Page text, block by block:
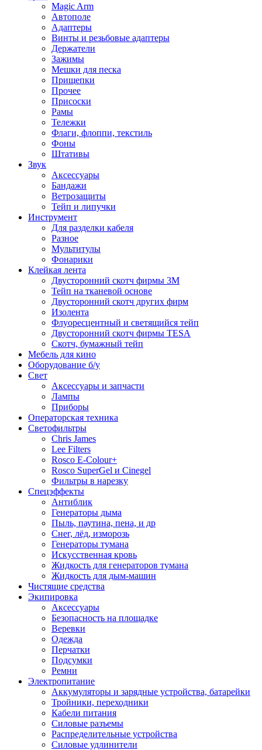
Magic Arm
Автополе
Адаптеры
Винты и резьбовые адаптеры
Держатели
Зажимы
Мешки для песка
Прищепки
Прочее
Присоски
Рамы
Тележки
Флаги, флоппи, текстиль
Фоны
Штативы
Звук
Аксессуары
Бандажи
Ветрозащиты
Тейп и липучки
Инструмент
Для разделки кабеля
Разное
Мультитулы
Фонарики
Клейкая лента
Двусторонний скотч фирмы 3M
Тейп на тканевой основе
Двусторонний скотч других фирм
Изолента
Флуоресцентный и светящийся тейп
Двусторонний скотч фирмы TESA
Скотч, бумажный тейп
Мебель для кино
Оборудование б/у
Свет
Аксессуары и запчасти
Лампы
Приборы
Операторская техника
Светофильтры
Chris James
Lee Filters
Rosco E-Colour+
Rosco SuperGel и Cinegel
Фильтры в нарезку
Спецэффекты
Антиблик
Генераторы дыма
Пыль, паутина, пена, и др
Снег, лёд, изморозь
Генераторы тумана
Искусственная кровь
Жидкость для генераторов тумана
Жидкость для дым-машин
Чистящие средства
Экипировка
Аксессуары
Безопасность на площадке
Веревки
Одежда
Перчатки
Подсумки
Ремни
Электропитание
Аккумуляторы и зарядные устройства, батарейки
Тройники, переходники
Кабели питания
Силовые разъемы
Распределительные устройства
Силовые удлинители